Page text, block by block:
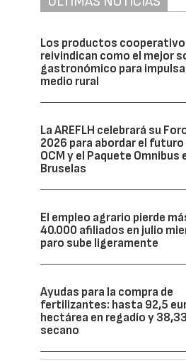
Los productos
reivindican como el mejor
gastronómico para
medio rural
La AREFLH celebrará su
2026 para abordar el futuro
OCM y el Paquete Omnibus
Bruselas
El empleo agrario pierde
40.000 afiliados en julio
paro sube ligeramente
Ayudas para la compra de
fertilizantes: hasta 92,5
hectárea en regadío y
secano